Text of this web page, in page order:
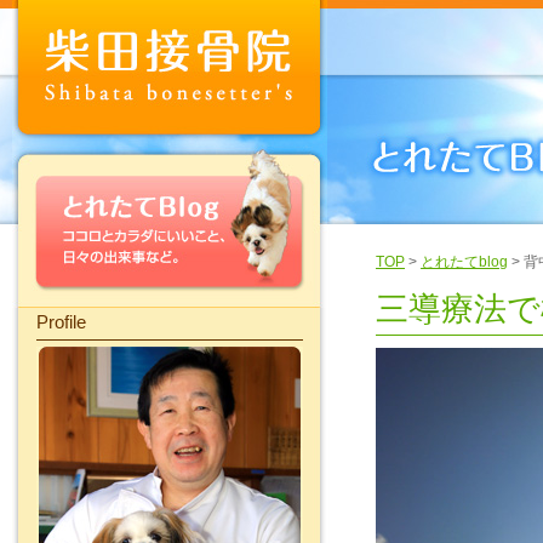
Profile
TOP > とれたてblog > 背
三導療法